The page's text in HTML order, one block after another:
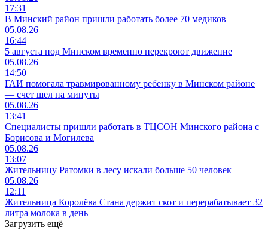
17:31
В Минский район пришли работать более 70 медиков
05.08.26
16:44
5 августа под Минском временно перекроют движение
05.08.26
14:50
ГАИ помогала травмированному ребенку в Минском районе
— счет шел на минуты
05.08.26
13:41
Специалисты пришли работать в ТЦСОН Минского района с
Борисова и Могилева
05.08.26
13:07
Жительницу Ратомки в лесу искали больше 50 человек
05.08.26
12:11
Жительница Королёва Стана держит скот и перерабатывает 32
литра молока в день
Загрузить ещё